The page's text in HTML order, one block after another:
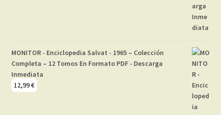
MONITOR - Enciclopedia Salvat - 1965 – Colección
Completa – 12 Tomos En Formato PDF - Descarga
Inmediata
12,99€